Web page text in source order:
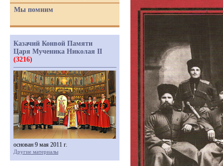
Мы помним
Казачий Конвой Памяти
Царя Мученика Николая II
(3216)
основан 9 мая 2011 г.
Другие материалы